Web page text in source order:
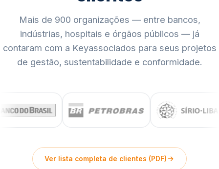
Mais de 900 organizações — entre bancos,
indústrias, hospitais e órgãos públicos — já
contaram com a Keyassociados para seus projetos
de gestão, sustentabilidade e conformidade.
Ver lista completa de clientes (PDF)